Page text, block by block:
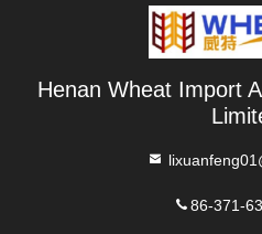
Henan Wheat Import
86-371-